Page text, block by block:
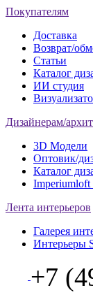
Покупателям
Доставка
Возврат/
Статьи
Каталог
ИИ студия
Дизайнерам/
3D Модели
Оптовик/
Каталог
Imperiumloft
Лента интерьеров
Галерея
Интерьеры
+7